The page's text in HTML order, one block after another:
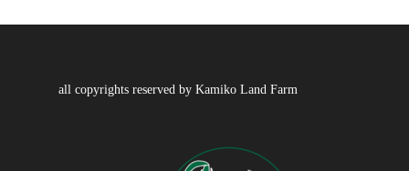
all copyrights reserved by Kamiko Land Farm